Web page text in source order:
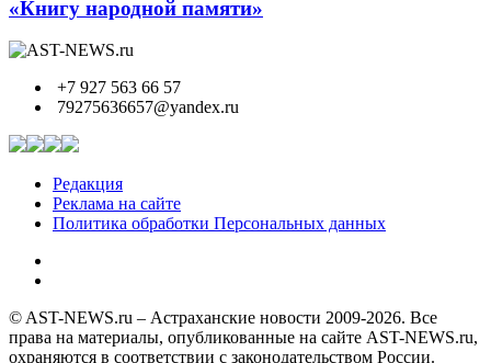
«Книгу народной памяти»
+7 927 563 66 57
79275636657@yandex.ru
Редакция
Реклама на сайте
Политика обработки Персональных данных
© AST-NEWS.ru – Астраханские новости 2009-2026. Все
права на материалы, опубликованные на сайте AST-NEWS.ru,
охраняются в соответствии с законодательством России.